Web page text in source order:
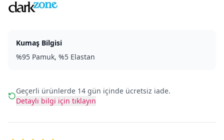
Kumaş Bilgisi
%95 Pamuk, %5 Elastan
Geçerli ürünlerde 14 gün içinde ücretsiz iade.
Detaylı bilgi için tıklayın